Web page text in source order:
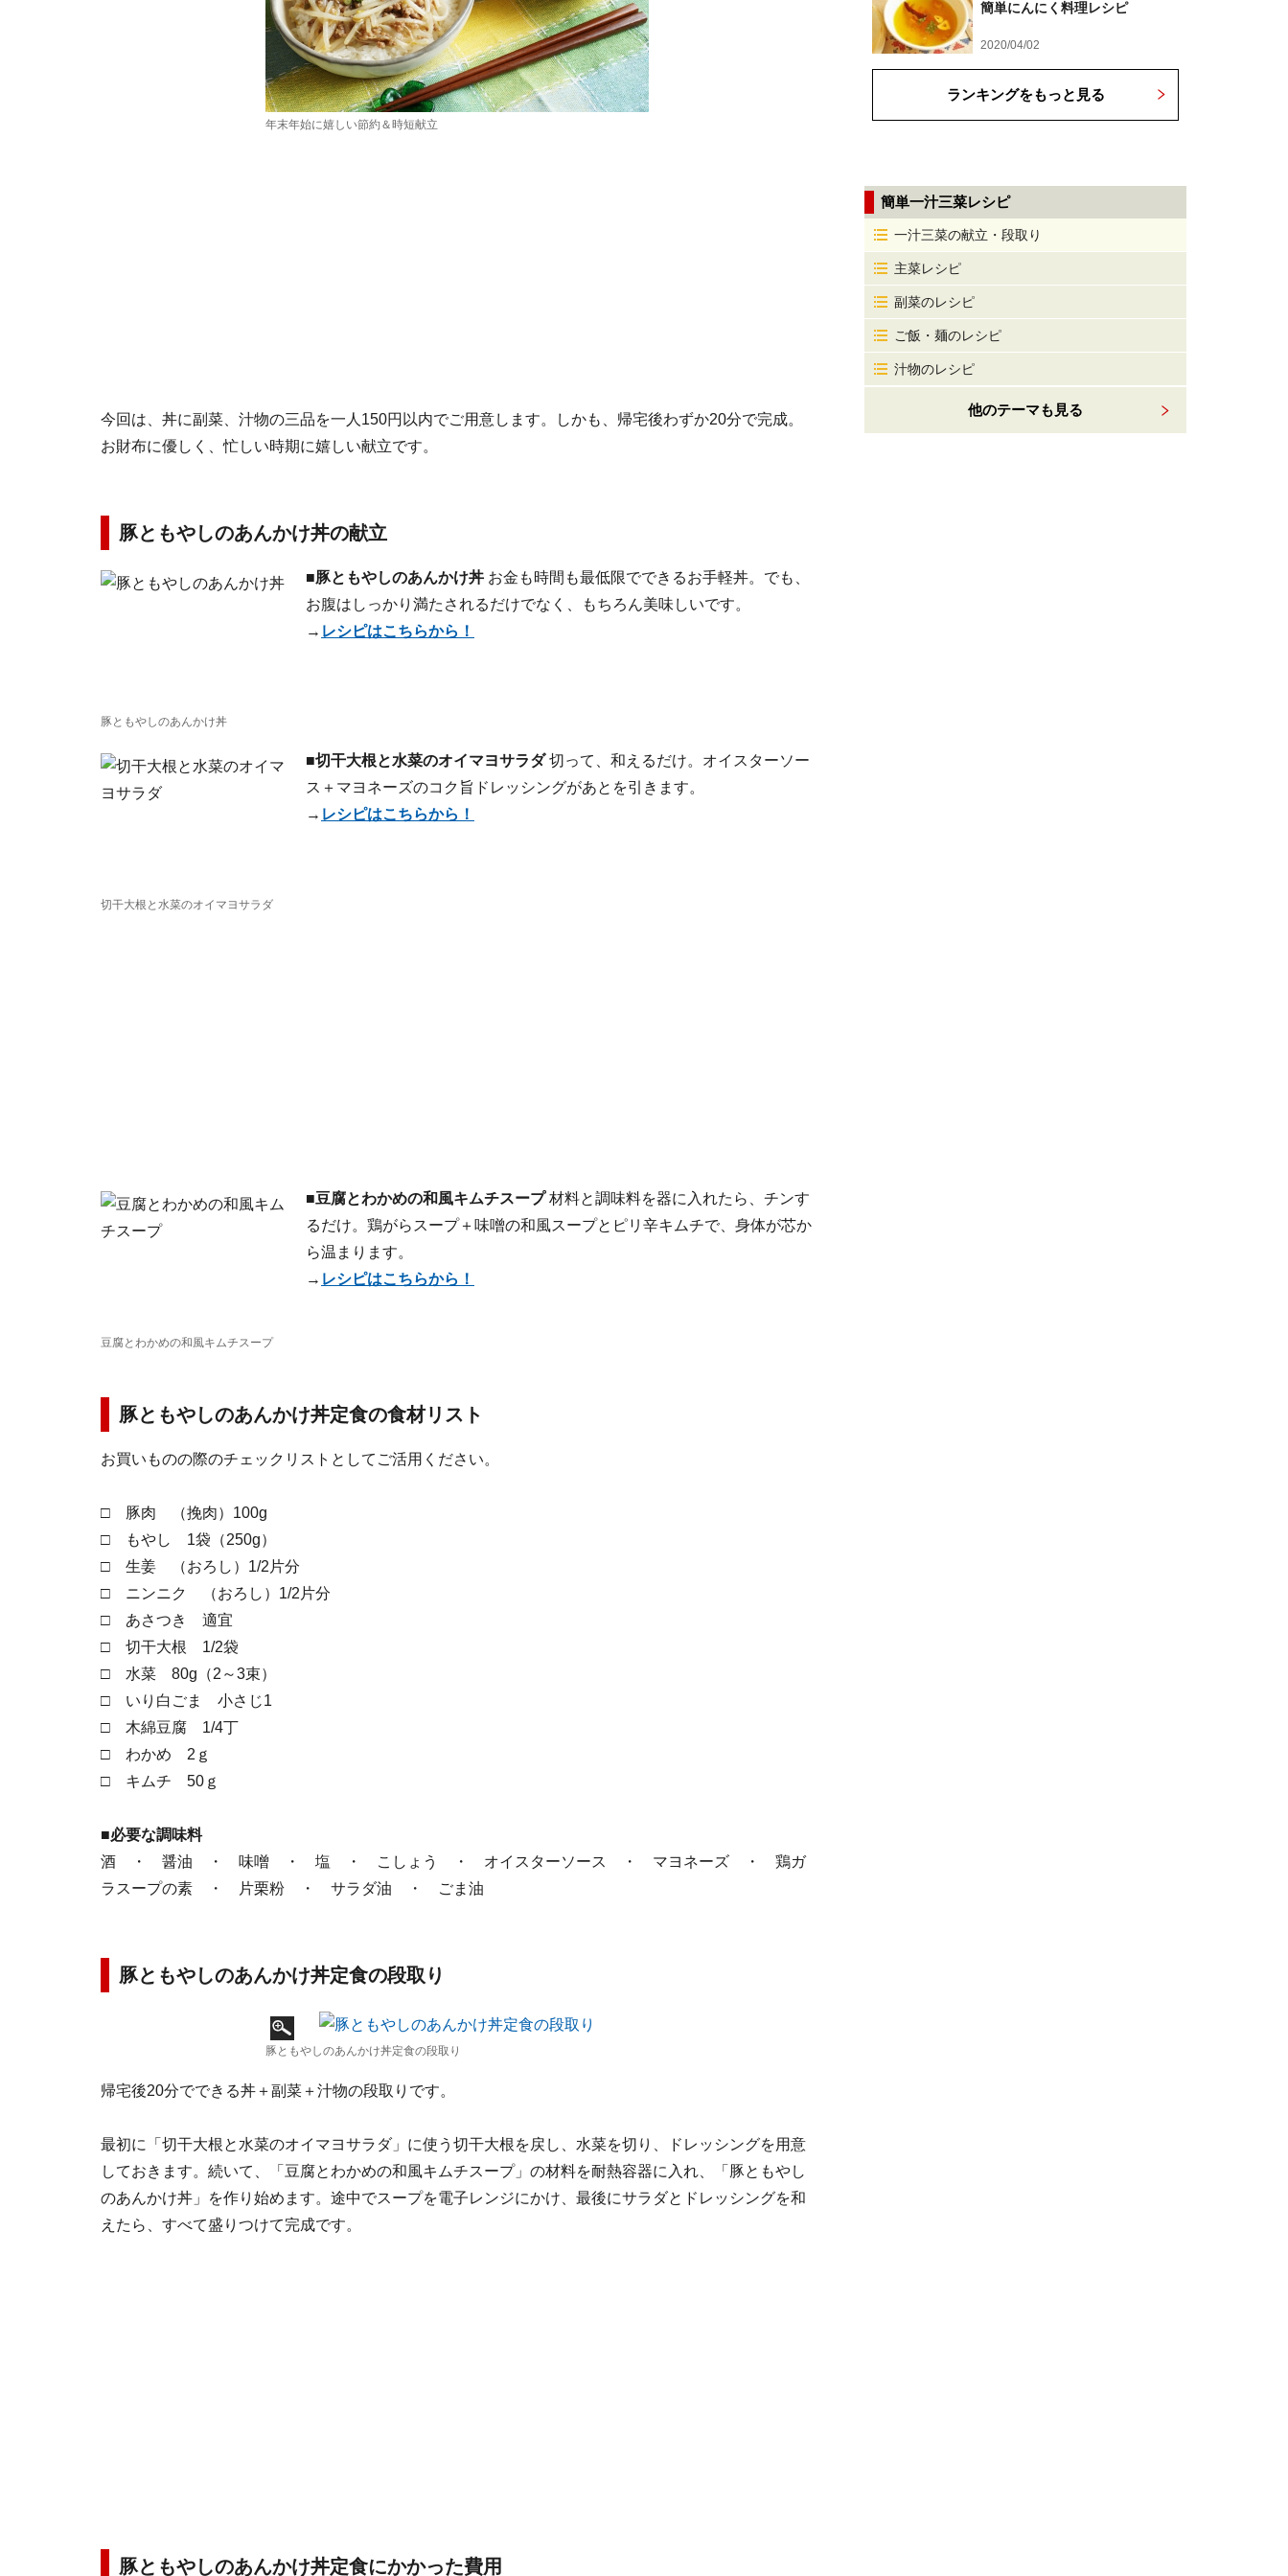
年末年始に嬉しい節約＆時短献立
今回は、丼に副菜、汁物の三品を一人150円以内でご用意します。しかも、帰宅後わずか20分で完成。
お財布に優しく、忙しい時期に嬉しい献立です。
豚ともやしのあんかけ丼の献立
■豚ともやしのあんかけ丼
豚ともやしのあんかけ丼
お金も時間も最低限でできるお手軽丼。でも、
お腹はしっかり満たされるだけでなく、もちろん美味しいです。
→ レシピはこちらから！
■切干大根と水菜のオイマヨサラダ
切干大根と水菜のオイマヨサラダ
切って、和えるだけ。オイスターソー
ス＋マヨネーズのコク旨ドレッシングがあとを引きます。
→ レシピはこちらから！
■豆腐とわかめの和風キムチスープ
豆腐とわかめの和風キムチスープ
材料と調味料を器に入れたら、チンす
るだけ。鶏がらスープ＋味噌の和風スープとピリ辛キムチで、身体が芯か
ら温まります。
→ レシピはこちらから！
豚ともやしのあんかけ丼定食の食材リスト
お買いものの際のチェックリストとしてご活用ください。
□ 豚肉 （挽肉）100g
□ もやし 1袋（250g）
□ 生姜 （おろし）1/2片分
□ ニンニク （おろし）1/2片分
□ あさつき 適宜
□ 切干大根 1/2袋
□ 水菜 80g（2～3束）
□ いり白ごま 小さじ1
□ 木綿豆腐 1/4丁
□ わかめ 2ｇ
□ キムチ 50ｇ
■必要な調味料
酒 ・ 醤油 ・ 味噌 ・ 塩 ・ こしょう ・ オイスターソース ・ マヨネーズ ・ 鶏ガ
ラスープの素 ・ 片栗粉 ・ サラダ油 ・ ごま油
豚ともやしのあんかけ丼定食の段取り
豚ともやしのあんかけ丼定食の段取り
帰宅後20分でできる丼＋副菜＋汁物の段取りです。
最初に「切干大根と水菜のオイマヨサラダ」に使う切干大根を戻し、水菜を切り、ドレッシングを用意
しておきます。続いて、「豆腐とわかめの和風キムチスープ」の材料を耐熱容器に入れ、「豚ともやし
のあんかけ丼」を作り始めます。途中でスープを電子レンジにかけ、最後にサラダとドレッシングを和
えたら、すべて盛りつけて完成です。
豚ともやしのあんかけ丼定食にかかった費用
簡単にんにく料理レシピ
2020/04/02
ランキングをもっと見る
簡単一汁三菜レシピ
一汁三菜の献立・段取り
主菜レシピ
副菜のレシピ
ご飯・麺のレシピ
汁物のレシピ
他のテーマも見る